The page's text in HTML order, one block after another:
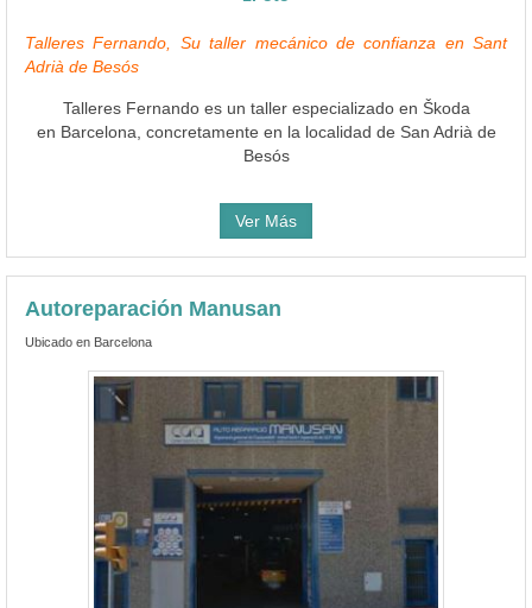
Talleres Fernando, Su taller mecánico de confianza en Sant
Adrià de Besós
Talleres Fernando es un taller especializado en Škoda
en Barcelona, concretamente en la localidad de San Adrià de
Besós
Ver Más
Autoreparación Manusan
Ubicado en Barcelona